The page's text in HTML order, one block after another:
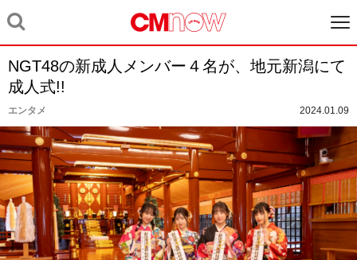
NGT48の新成人メンバー４名が、地元新潟にて
成人式!!
エンタメ 2024.01.09